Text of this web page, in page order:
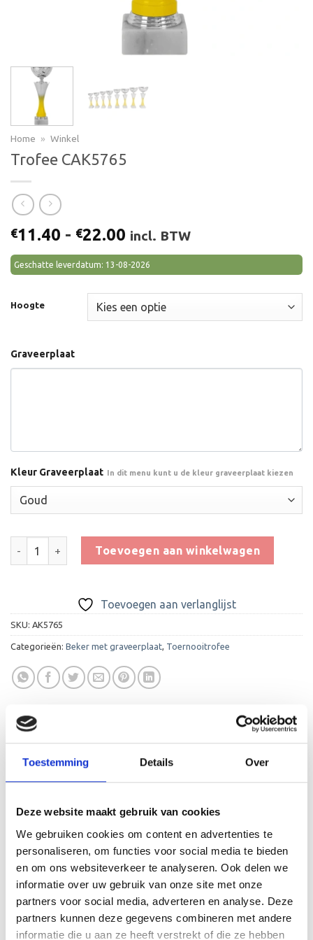
Toestemming Details Over
Deze website maakt gebruik van cookies
We gebruiken cookies om content en advertenties te
personaliseren, om functies voor social media te bieden
en om ons websiteverkeer te analyseren. Ook delen we
informatie over uw gebruik van onze site met onze
partners voor social media, adverteren en analyse. Deze
partners kunnen deze gegevens combineren met andere
informatie die u aan ze heeft verstrekt of die ze hebben
Home » Winkel
Trofee CAK5765
€11.40 - €22.00 Prijsklasse:
€11.40
tot
incl. BTW
Geschatte leverdatum: 13-08-2026
Hoogte
Graveerplaat
Kleur Graveerplaat In dit menu kunt u de kleur graveerplaat kiezen
Trofee CAK5765 aantal
Toevoegen aan winkelwagen
Toevoegen aan verlanglijst
SKU: AK5765
Categorieën: Beker met graveerplaat, Toernooitrofee
AANVULLENDE INFORMATIE
HOOGTE
26 cm, 27 cm, 29 cm, 30 cm, 32,5 cm, 33,5
LEVERTIJD 2-4 werkdagen
MATERIAAL
TROFEE
Kunststof/Metaal, Marmer
MATERIAAL